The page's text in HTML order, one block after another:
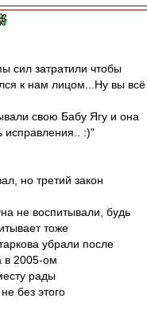
сил затратили чтобы
к нам лицом...Ну вы всё
свою Бабу Ягу и она
исправления.. :)"
но третий закон
не воспитывали, будь
тоже
убрали после
в 2005-ом
рады
без этого